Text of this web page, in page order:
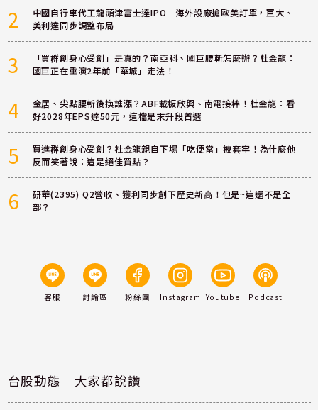
2
中國自行車代工龍頭津富士達IPO 海外設廠搶歐美訂單，巨大、
美利達同步調整布局
3
「買群創身心受創」是真的？南亞科、國巨腰斬怎麼辦？杜金龍：
國巨正在重演2年前「華城」走法！
4
金居、尖點腰斬後換誰漲？ABF載板欣興、南電接棒！杜金龍：看
好2028年EPS達50元，這檔是末升段首選
5
買進群創身心受創？杜金龍親自下場「吃便當」被套牢！為什麼他
反而笑著說：這是絕佳買點？
6
研華(2395) Q2營收、獲利同步創下歷史新高！但是~這還不是全
部？
客服 討論區 粉絲團 Instagram Youtube Podcast
台股動態｜大家都說讚